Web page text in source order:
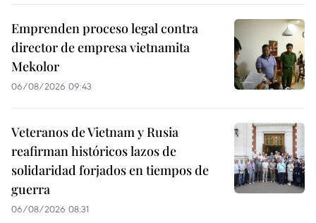
Emprenden proceso legal contra
director de empresa vietnamita
Mekolor
06/08/2026 09:43
Veteranos de Vietnam y Rusia
reafirman históricos lazos de
solidaridad forjados en tiempos de
guerra
06/08/2026 08:31